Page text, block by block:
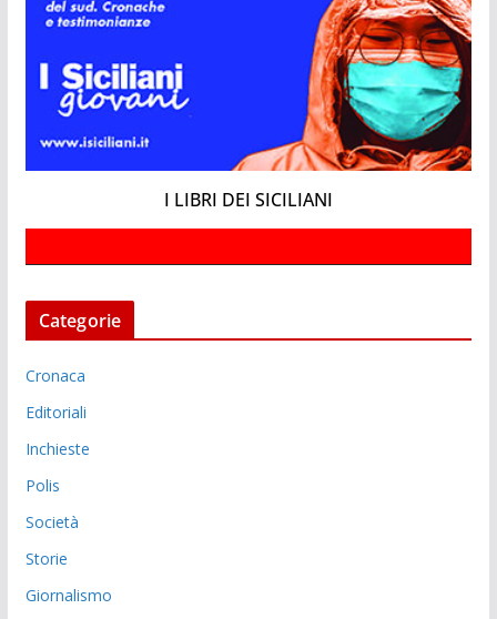
I LIBRI DEI SICILIANI
Categorie
Cronaca
Editoriali
Inchieste
Polis
Società
Storie
Giornalismo